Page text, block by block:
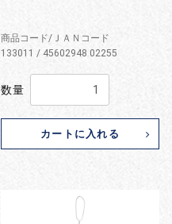
商品コード/ＪＡＮコード
133011 / 45602948 02255
数量
カートに入れる